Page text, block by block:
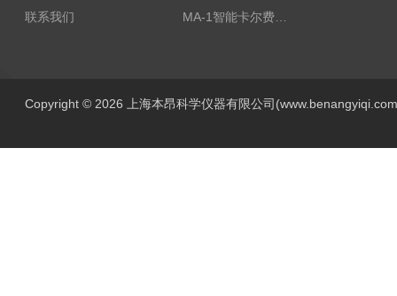
联系我们
MA-1智能卡尔费休水分测定仪
Copyright © 2026 上海本昂科学仪器有限公司